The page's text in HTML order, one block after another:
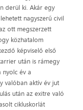
derül ki. Akár egy
nagyszerű civil
ott megszerzett
közhatalom
képviselő első
után is rámegy
nyolc év a
valóban aktív év jut
után az exitre való
cikluskorlát